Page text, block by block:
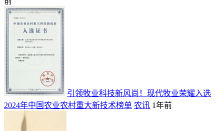
引领牧业科技新风尚！现代牧业荣耀入选
2024年中国农业农村重大新技术榜单 农讯 1年前